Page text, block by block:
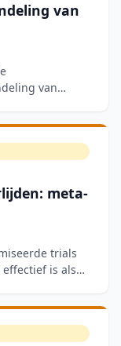
van
van
meta-
trials
is als